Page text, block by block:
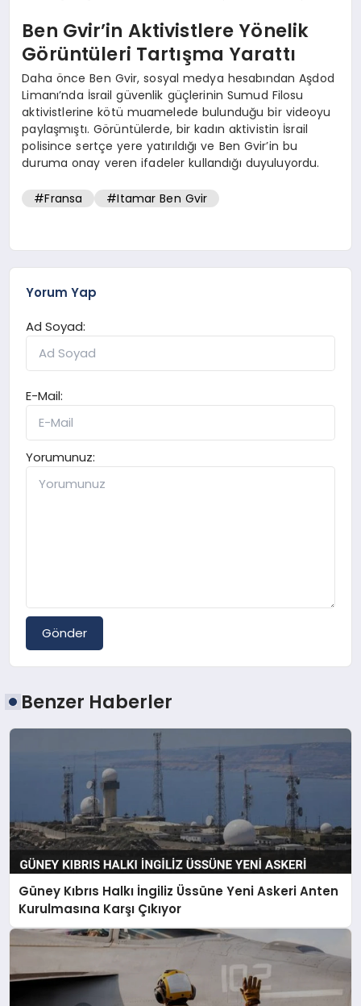
Ben Gvir’in Aktivistlere Yönelik
Görüntüleri Tartışma Yarattı
Daha önce Ben Gvir, sosyal medya hesabından Aşdod
Limanı’nda İsrail güvenlik güçlerinin Sumud Filosu
aktivistlerine kötü muamelede bulunduğu bir videoyu
paylaşmıştı. Görüntülerde, bir kadın aktivistin İsrail
polisince sertçe yere yatırıldığı ve Ben Gvir’in bu
duruma onay veren ifadeler kullandığı duyuluyordu.
#Fransa #Itamar Ben Gvir
Yorum Yap
Ad Soyad:
E-Mail:
Yorumunuz:
Gönder
Benzer Haberler
Güney Kıbrıs Halkı İngiliz Üssüne Yeni Askeri Anten
Kurulmasına Karşı Çıkıyor